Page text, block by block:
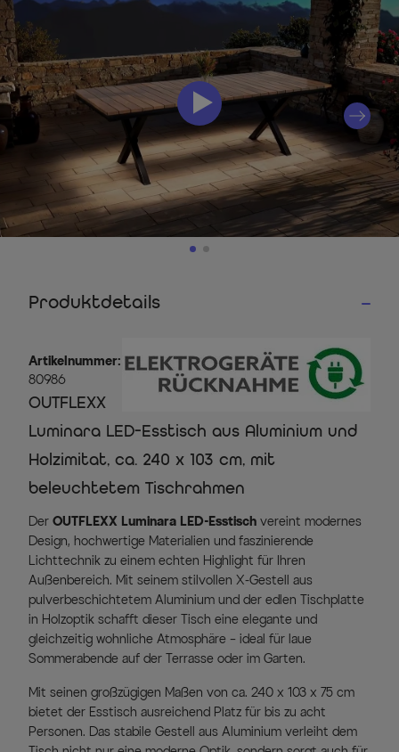
Produktdetails
Artikelnummer:
80986
OUTFLEXX
Luminara LED-Esstisch aus Aluminium und
Holzimitat, ca. 240 x 103 cm, mit
beleuchtetem Tischrahmen
Der OUTFLEXX Luminara LED-Esstisch vereint modernes
Design, hochwertige Materialien und faszinierende
Lichttechnik zu einem echten Highlight für Ihren
Außenbereich. Mit seinem stilvollen X-Gestell aus
pulverbeschichtetem Aluminium und der edlen Tischplatte
in Holzoptik schafft dieser Tisch eine elegante und
gleichzeitig wohnliche Atmosphäre – ideal für laue
Sommerabende auf der Terrasse oder im Garten.
Mit seinen großzügigen Maßen von ca. 240 x 103 x 75 cm
bietet der Esstisch ausreichend Platz für bis zu acht
Personen. Das stabile Gestell aus Aluminium verleiht dem